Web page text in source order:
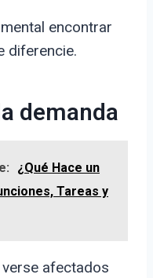
encontrar
diferencie.
demanda
¿Qué Hace un
Tareas y
afectados